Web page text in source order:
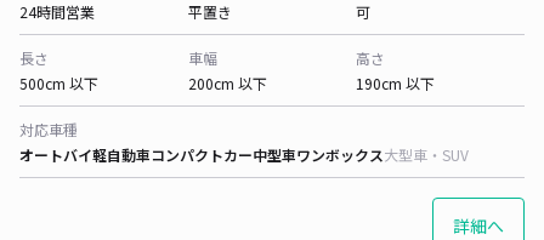
24時間営業
平置き
可
長さ
500cm 以下
車幅
200cm 以下
高さ
190cm 以下
対応車種
オートバイ軽自動車コンパクトカー中型車ワンボックス大型車・SUV
詳細へ